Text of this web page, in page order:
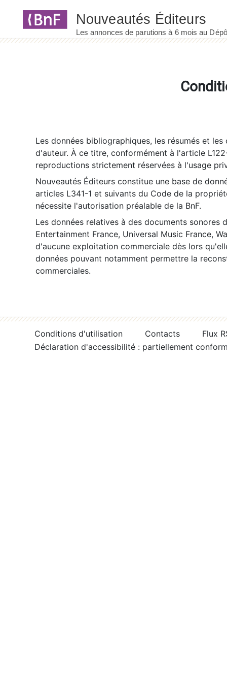
Les données bibliographiques, les résumés et
d'auteur. À ce titre, conformément à l'article
reproductions strictement réservées à l'usage
Nouveautés Éditeurs constitue une base de
articles L341-1 et suivants du Code de la
nécessite l'autorisation préalable de la BnF.
Les données relatives à des documents sonores
Entertainment France, Universal Music France,
d'aucune exploitation commerciale dès lors
données pouvant notamment permettre la
commerciales.
Conditions d'utilisation Contacts
Flux
Déclaration d'accessibilité : partiellement